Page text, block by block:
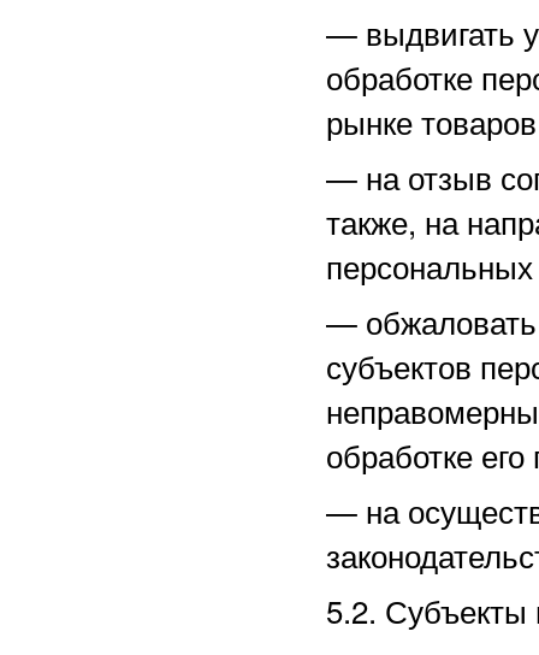
— выдвигать
обработке
рынке
— на отзыв
также, на
—
субъектов
обработке
— на
5.2.